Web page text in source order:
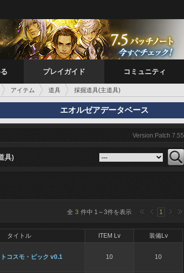
プレイガイド コミュニティ
アイテム 道具 採掘道具(主道具)
エオルゼアデータベース
Version:Patch 7.55
具)
全 3 件中 1 ～3件を表示 1
タイトル ITEM Lv 装備Lv
コスモ・ピック v0.1 10 10